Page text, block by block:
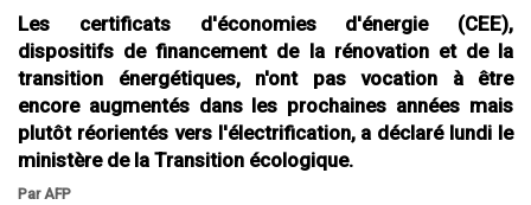
Les certificats d'économies d'énergie (CEE),
dispositifs de financement de la rénovation et de la
transition énergétiques, n'ont pas vocation à être
encore augmentés dans les prochaines années mais
plutôt réorientés vers l'électrification, a déclaré lundi le
ministère de la Transition écologique.
Par AFP